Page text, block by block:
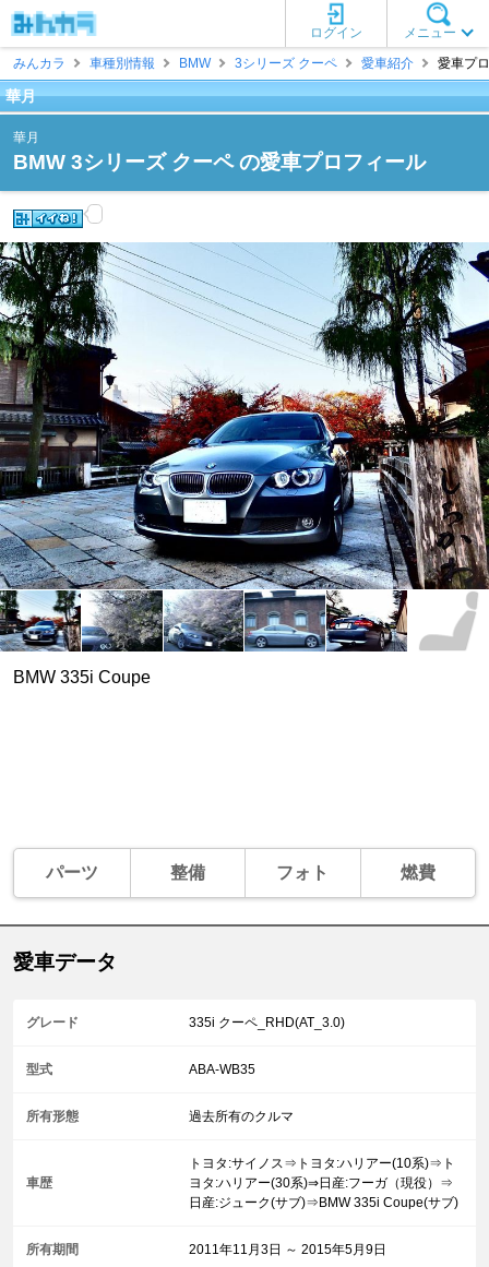
メニュー
ログイン
みんカラ
車種別情報 BMW 3シリーズ クーペ 愛車紹介 愛車プ
華月
華月
BMW 3シリーズ クーペ の愛車プロフィール
BMW 335i Coupe
パーツ 整備 フォト 燃費
愛車データ
グレード 335i クーペ_RHD(AT_3.0)
型式 ABA-WB35
所有形態 過去所有のクルマ
車歴
トヨタ:サイノス⇒トヨタ:ハリアー(10系)⇒ト
ヨタ:ハリアー(30系)⇒日産:フーガ（現役）⇒
日産:ジューク(サブ)⇒BMW 335i Coupe(サブ)
所有期間 2011年11月3日 ～ 2015年5月9日